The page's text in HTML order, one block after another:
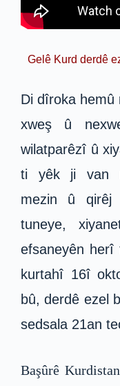
Gelê Kurd derdê
Di dîroka hemû
xweş û
wilatparêzî û
ti yêk ji van
mezin û
tuneye,
efsaneyên
kurtahî 16î
bû, derdê ezel
sedsala 21an
Başûrê